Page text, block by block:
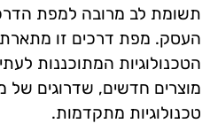
תשומת לב מרובה למפת
העסק. מפת דרכים זו
הטכנולוגיות המתוכננות
מוצרים חדשים, שדרוגים של
טכנולוגיות מתקדמות.